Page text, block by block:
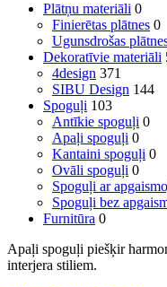
Plātņu materiāli 0
Finierētas plātnes 0
Ugunsdrošas
Dekoratīvie materiāli
4design 371
SIBU Design 144
Spoguļi 103
Antīkie spoguļi 0
Apaļi spoguļi 0
Kantaini spoguļi 0
Ovāli spoguļi 0
Spoguļi ar
Spoguļi bez
Furnitūra 0
Apaļi spoguļi piešķir
interjera stiliem.